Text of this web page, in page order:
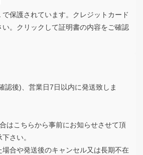
保護されています。クレジットカード
。クリックして証明書の内容をご確認
認後)、営業日7日以内に発送致しま
はこちらから事前にお知らせさせて頂
さい。
合や発送後のキャンセル又は長期不在